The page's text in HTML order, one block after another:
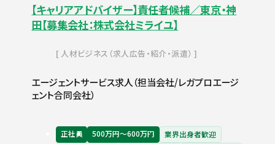
【キャリアアドバイザー】責任者候補／東京・神
田【募集会社：株式会社ミライユ】
人材ビジネス（求人広告・紹介・派遣）
エージェントサービス求人（担当会社/レガプロエージ
ェント合同会社）
正社員 500万円〜600万円 業界出身者歓迎